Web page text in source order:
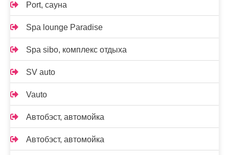
Port, сауна
Spa lounge Paradise
Spa sibo, комплекс отдыха
SV auto
Vauto
Автобэст, автомойка
Автобэст, автомойка